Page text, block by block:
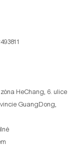
HeChang, 6. ulice
GuangDong,